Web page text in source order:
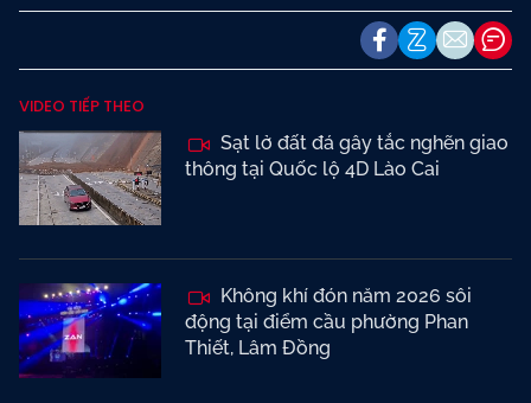
VIDEO TIẾP THEO
Sạt lở đất đá gây tắc nghẽn giao
thông tại Quốc lộ 4D Lào Cai
Không khí đón năm 2026 sôi
động tại điểm cầu phường Phan
Thiết, Lâm Đồng